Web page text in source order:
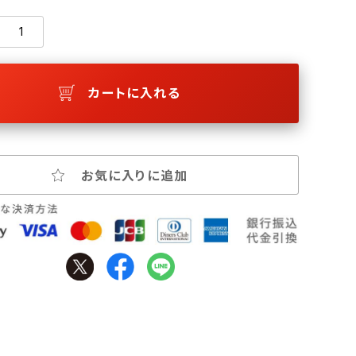
カートに入れる
お気に入りに追加